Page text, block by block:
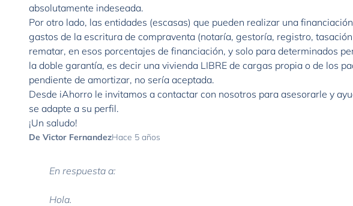
absolutamente indeseada.
Por otro lado, las entidades (escasas) que pueden realizar una
gastos de la escritura de compraventa (notaría, gestoría, registro,
rematar, en esos porcentajes de financiación, y solo para determinados
la doble garantía, es decir una vivienda LIBRE de cargas propia o de los
pendiente de amortizar, no sería aceptada.
Desde iAhorro le invitamos a contactar con nosotros para asesorarle y
se adapte a su perfil.
¡Un saludo!
De Victor FernandezHace 5 años
En respuesta a:
Hola.